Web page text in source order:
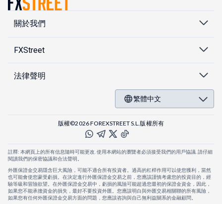
關於我們
FXStreet
法律聲明
繁體中文
版權©2026 FOREXSTREET S.L.版權所有
註釋: 本網頁上的所有信息隨時可能更改. 使用本網站的瀏覽者必須接受我們的用戶協議. 請仔細
閱讀我們的保密協議和合法聲明。
外匯保證金交易隱含巨大風險，可能不適合所有投資者。過高的杠桿作用可以使您獲利，當然
也可能會使您蒙受虧損。在決定進行外匯保證金交易之前，您應該謹慎考慮您的投資目的，經
驗等級和冒險欲望。在外匯保證金交易中，虧損的風險可能超過您最初的保證金資金，因此，
如果您不能承擔資金的損失，最好不要投資外匯。您應該明白與外匯交易相關聯的所有風險，
如果您有任何外匯保證金交易方面的問題，您應該咨詢與自己無利益關系的金融顧問。